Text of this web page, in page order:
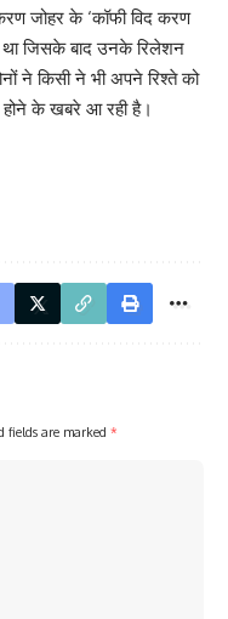
जोहर के ‘कॉफी विद करण
था जिसके बाद उनके रिलेशन
ने किसी ने भी अपने रिश्ते को
के खबरे आ रही है।
fields are marked *